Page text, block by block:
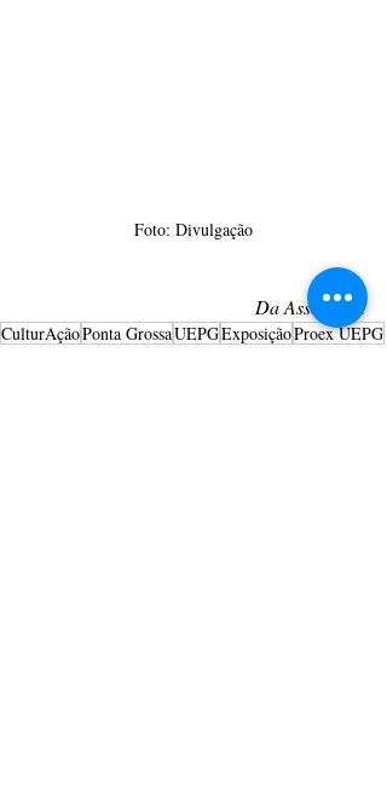
Foto: Divulgação
Da Assessoria
CulturAçãoPonta GrossaUEPGExposiçãoProex UEPG